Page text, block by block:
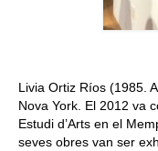
Livia Ortiz Ríos (1985.
Nova York. El 2012 va
Estudi d’Arts en el
seves obres van ser